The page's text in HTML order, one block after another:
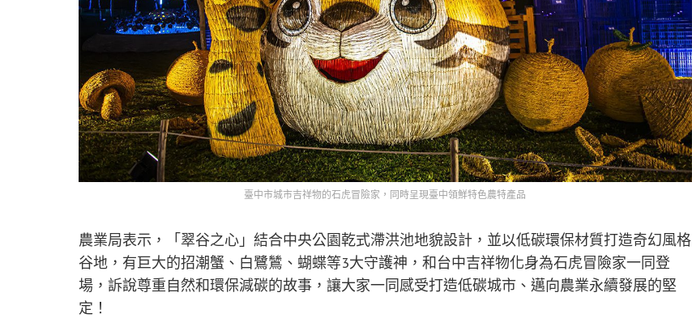
臺中市城市吉祥物的石虎冒險家，同時呈現臺中領鮮特色農特產品
農業局表示，「翠谷之心」結合中央公園乾式滯洪池地貌設計，並以低碳環保材質打造奇幻風格
谷地，有巨大的招潮蟹、白鷺鷥、蝴蝶等3大守護神，和台中吉祥物化身為石虎冒險家一同登
場，訴說尊重自然和環保減碳的故事，讓大家一同感受打造低碳城市、邁向農業永續發展的堅
定！